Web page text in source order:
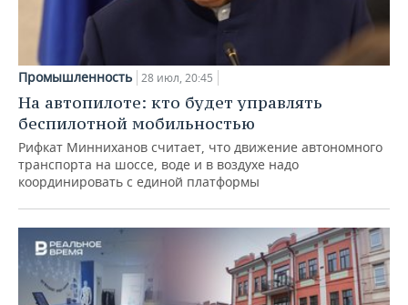
Промышленность 28 июл, 20:45
На автопилоте: кто будет управлять
беспилотной мобильностью
Рифкат Минниханов считает, что движение автономного
транспорта на шоссе, воде и в воздухе надо
координировать с единой платформы